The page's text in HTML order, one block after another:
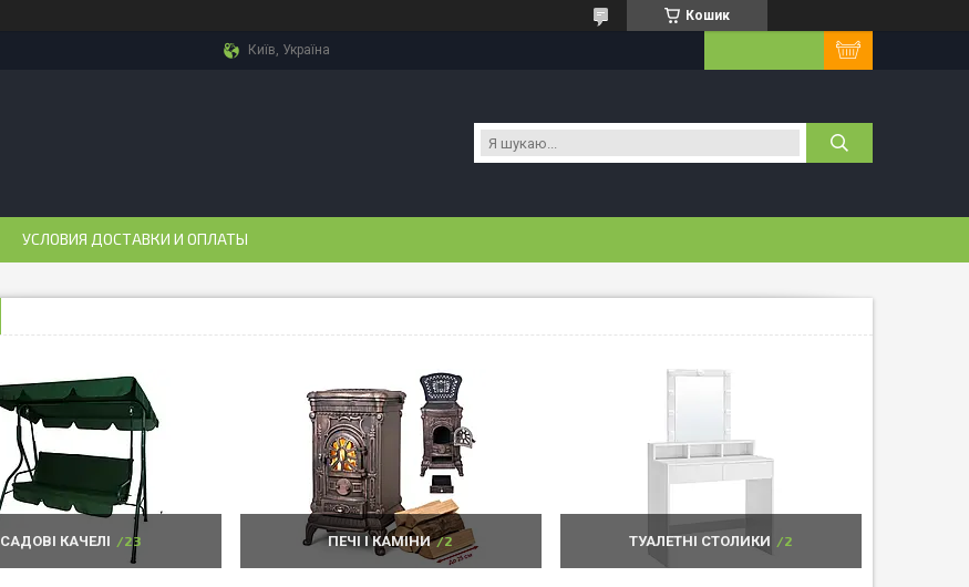
Кошик
Київ, Україна
УСЛОВИЯ ДОСТАВКИ И ОПЛАТЫ
САДОВІ КАЧЕЛІ 23 ПЕЧІ І КАМІНИ 2 ТУАЛЕТНІ СТОЛИКИ 2